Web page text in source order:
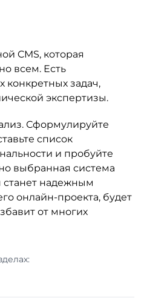
CMS, которая
всем. Есть
конкретных задач,
экспертизы.
Сформулируйте
список
и пробуйте
выбранная система
станет надежным
онлайн-проекта, будет
от многих